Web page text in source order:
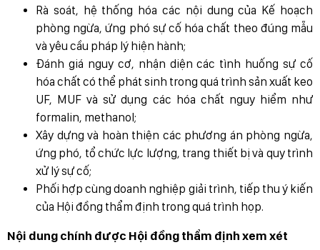
Rà soát, hệ thống hóa các nội dung của Kế hoạch
phòng ngừa, ứng phó sự cố hóa chất theo đúng mẫu
và yêu cầu pháp lý hiện hành;
Đánh giá nguy cơ, nhận diện các tình huống sự cố
hóa chất có thể phát sinh trong quá trình sản xuất keo
UF, MUF và sử dụng các hóa chất nguy hiểm như
formalin, methanol;
Xây dựng và hoàn thiện các phương án phòng ngừa,
ứng phó, tổ chức lực lượng, trang thiết bị và quy trình
xử lý sự cố;
Phối hợp cùng doanh nghiệp giải trình, tiếp thu ý kiến
của Hội đồng thẩm định trong quá trình họp.
Nội dung chính được Hội đồng thẩm định xem xét